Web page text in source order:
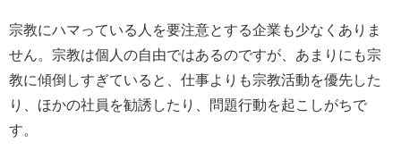
宗教にハマっている人を要注意とする企業も少なくありま
せん。宗教は個人の自由ではあるのですが、あまりにも宗
教に傾倒しすぎていると、仕事よりも宗教活動を優先した
り、ほかの社員を勧誘したり、問題行動を起こしがちで
す。